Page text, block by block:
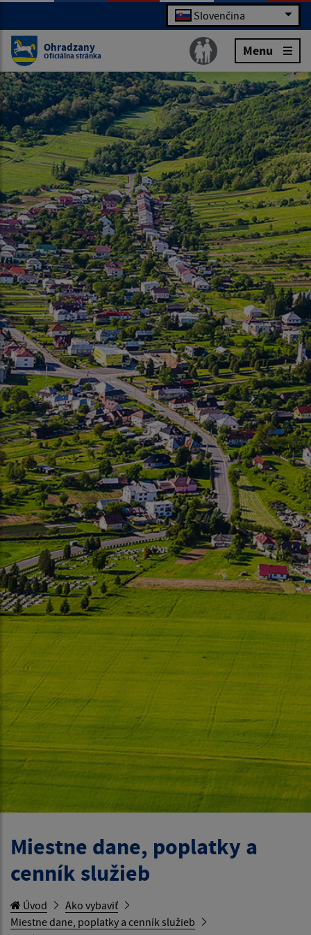
Slovenčina
Ohradzany
Oficiálna stránka Menu
Miestne dane, poplatky a
cenník služieb
Úvod
Ako vybaviť
Miestne dane, poplatky a cenník služieb